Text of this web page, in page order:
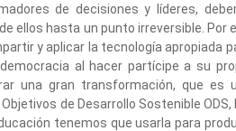
de decisiones y líderes,
ellos hasta un punto irreversible. Por
y aplicar la tecnología apropiada
al hacer partícipe a su
una gran transformación, que es
de Desarrollo Sostenible ODS,
tenemos que usarla para